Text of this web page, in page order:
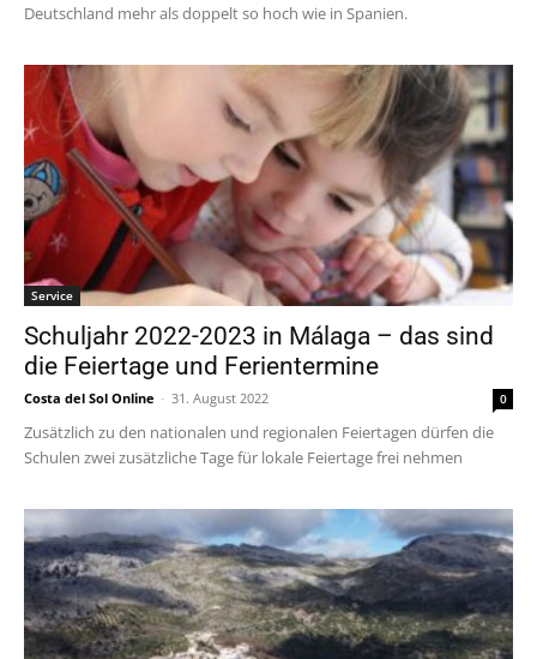
Deutschland mehr als doppelt so hoch wie in Spanien.
Service
Schuljahr 2022-2023 in Málaga – das sind
die Feiertage und Ferientermine
Costa del Sol Online - 31. August 2022 0
Zusätzlich zu den nationalen und regionalen Feiertagen dürfen die
Schulen zwei zusätzliche Tage für lokale Feiertage frei nehmen